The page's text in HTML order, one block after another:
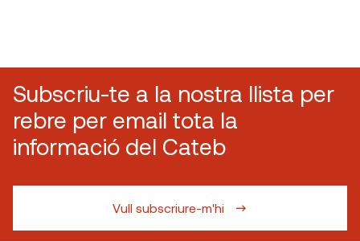
Subscriu-te a la nostra llista per
rebre per email tota la
informació del Cateb
Vull subscriure-m'hi